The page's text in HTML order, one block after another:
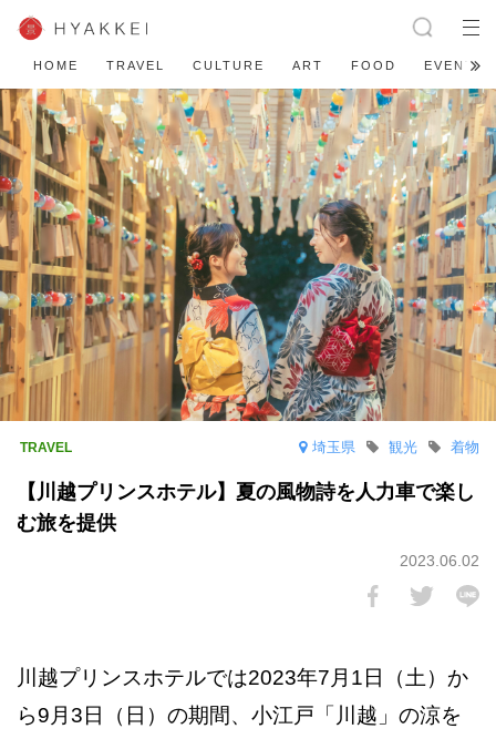
HOME TRAVEL CULTURE ART FOOD EVENT
埼玉県 着物
観光
【川越プリンスホテル】夏の風物詩を人力車で楽し
む旅を提供
2023.06.02
川越プリンスホテルでは2023年7月1日（土）か
ら9月3日（日）の期間、小江戸「川越」の涼を